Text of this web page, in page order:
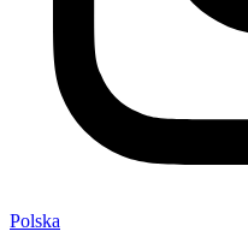
Polska